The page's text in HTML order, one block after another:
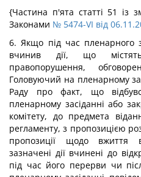
{Частина п'ята статті 51 із
Законами № 5474-VI від
6. Якщо під час пленарного
вчинив дії, що
правопорушення,
Головуючий на пленарному
Раду про факт, що
пленарному засіданні або
комітету, до предмета
регламенту, з пропозицією
пропозиції щодо вжиття
зазначені дії вчинені до
під час його перерви чи